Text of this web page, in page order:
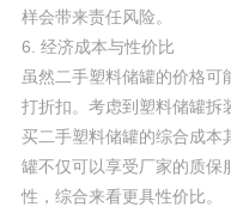
样会带来责任风险。
6. 经济成本与性价比
虽然二手塑料储罐的价格可
打折扣。考虑到塑料储罐拆
买二手塑料储罐的综合成本
罐不仅可以享受厂家的质保
性，综合来看更具性价比。